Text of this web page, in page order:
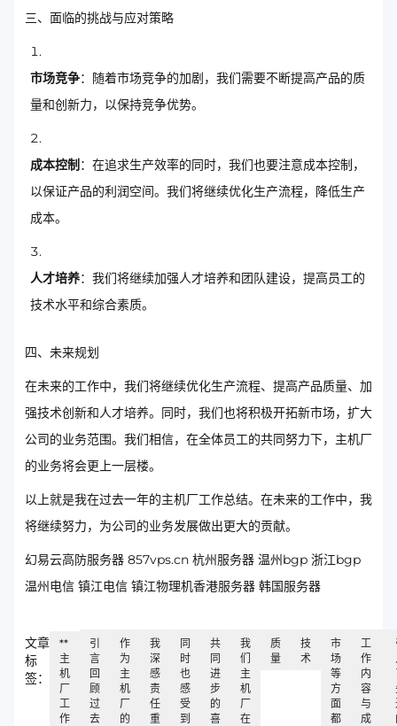
三、面临的挑战与应对策略
市场竞争：随着市场竞争的加剧，我们需要不断提高产品的质
量和创新力，以保持竞争优势。
成本控制 ：在追求生产效率的同时，我们也要注意成本控制，
以保证产品的利润空间。我们将继续优化生产流程，降低生产
成本。
人才培养：我们将继续加强人才培养和团队建设，提高员工的
技术水平和综合素质。
四、未来规划
在未来的工作中，我们将继续优化生产流程、提高产品质量、加
强技术创新和人才培养。同时，我们也将积极开拓新市场，扩大
公司的业务范围。我们相信，在全体员工的共同努力下，主机厂
的业务将会更上一层楼。
以上就是我在过去一年的主机厂工作总结。在未来的工作中，我
将继续努力，为公司的业务发展做出更大的贡献。
幻易云高防服务器 857vps.cn 杭州服务器 温州bgp 浙江bgp
温州电信 镇江电信 镇江物理机香港服务器 韩国服务器
文章
标
签：
**
主
机
厂
工
作
引
言
回
顾
过
去
作
为
主
机
厂
的
我
深
感
责
任
重
同
时
也
感
受
到
共
同
进
步
的
喜
我
们
主
机
厂
在
质
量
技
术
市
场
等
方
面
都
工
作
内
容
与
成